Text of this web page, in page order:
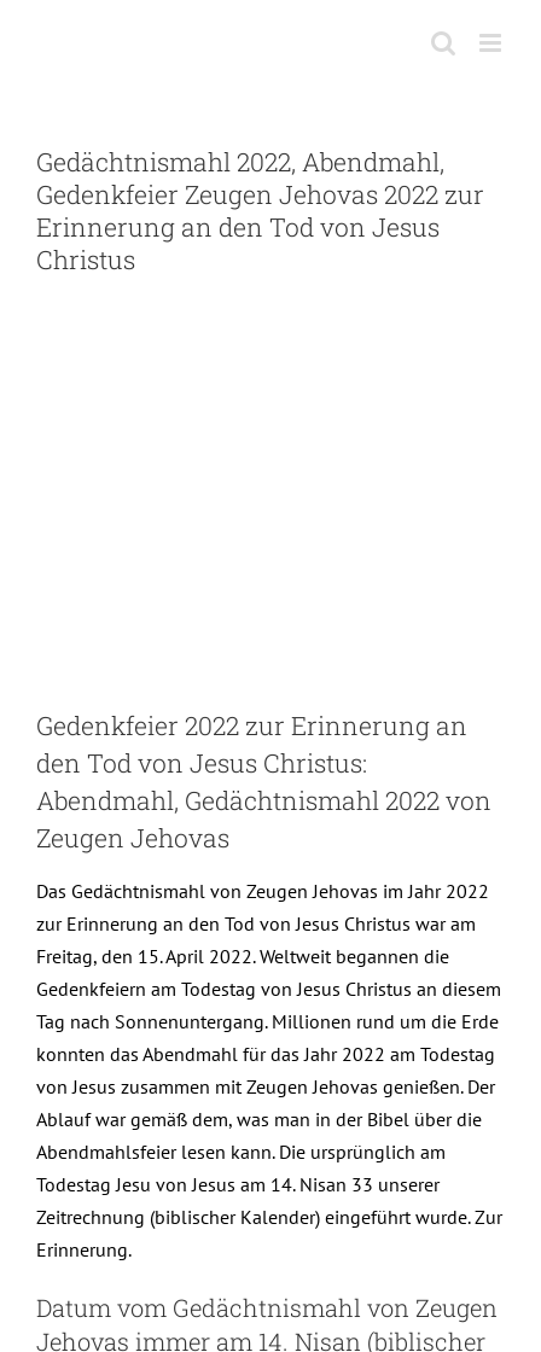
Gedächtnismahl 2022, Abendmahl,
Gedenkfeier Zeugen Jehovas 2022 zur
Erinnerung an den Tod von Jesus
Christus
Gedenkfeier 2022 zur Erinnerung an
den Tod von Jesus Christus:
Abendmahl, Gedächtnismahl 2022 von
Zeugen Jehovas
Das Gedächtnismahl von Zeugen Jehovas im Jahr 2022
zur Erinnerung an den Tod von Jesus Christus war am
Freitag, den 15. April 2022. Weltweit begannen die
Gedenkfeiern am Todestag von Jesus Christus an diesem
Tag nach Sonnenuntergang. Millionen rund um die Erde
konnten das Abendmahl für das Jahr 2022 am Todestag
von Jesus zusammen mit Zeugen Jehovas genießen. Der
Ablauf war gemäß dem, was man in der Bibel über die
Abendmahlsfeier lesen kann. Die ursprünglich am
Todestag Jesu von Jesus am 14. Nisan 33 unserer
Zeitrechnung (biblischer Kalender) eingeführt wurde. Zur
Erinnerung.
Datum vom Gedächtnismahl von Zeugen
Jehovas immer am 14. Nisan (biblischer